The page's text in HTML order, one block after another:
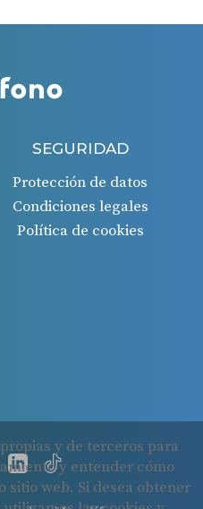
SEGURIDAD
Protección de datos
Condiciones legales
Política de cookies